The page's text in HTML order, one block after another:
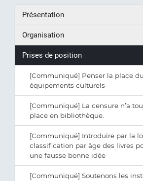
Présentation
Organisation
Prises de position
[Communiqué] Penser la place
équipements culturels
[Communiqué] La censure n’a
place en bibliothèque.
[Communiqué] Introduire par la
classification par âge des livres
une fausse bonne idée
[Communiqué] Soutenons les